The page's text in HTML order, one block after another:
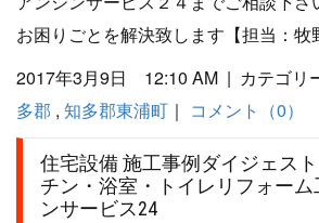
お困りごとを解決致します【担当：牧
2017年3月9日 12:10 AM | カテゴリ
多郡 , 知多郡東浦町 ｜ コメント（0）
住宅設備 施工事例ダイジェス
チン・浴室・トイレリフォーム
ンサービス24